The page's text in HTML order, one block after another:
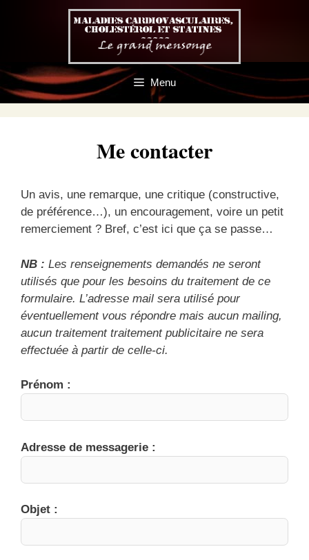
Menu
Me contacter
Un avis, une remarque, une critique (constructive,
de préférence…), un encouragement, voire un petit
remerciement ? Bref, c’est ici que ça se passe…
NB : Les renseignements demandés ne seront
utilisés que pour les besoins du traitement de ce
formulaire. L’adresse mail sera utilisé pour
éventuellement vous répondre mais aucun mailing,
aucun traitement traitement publicitaire ne sera
effectuée à partir de celle-ci.
Prénom :
Adresse de messagerie :
Objet :